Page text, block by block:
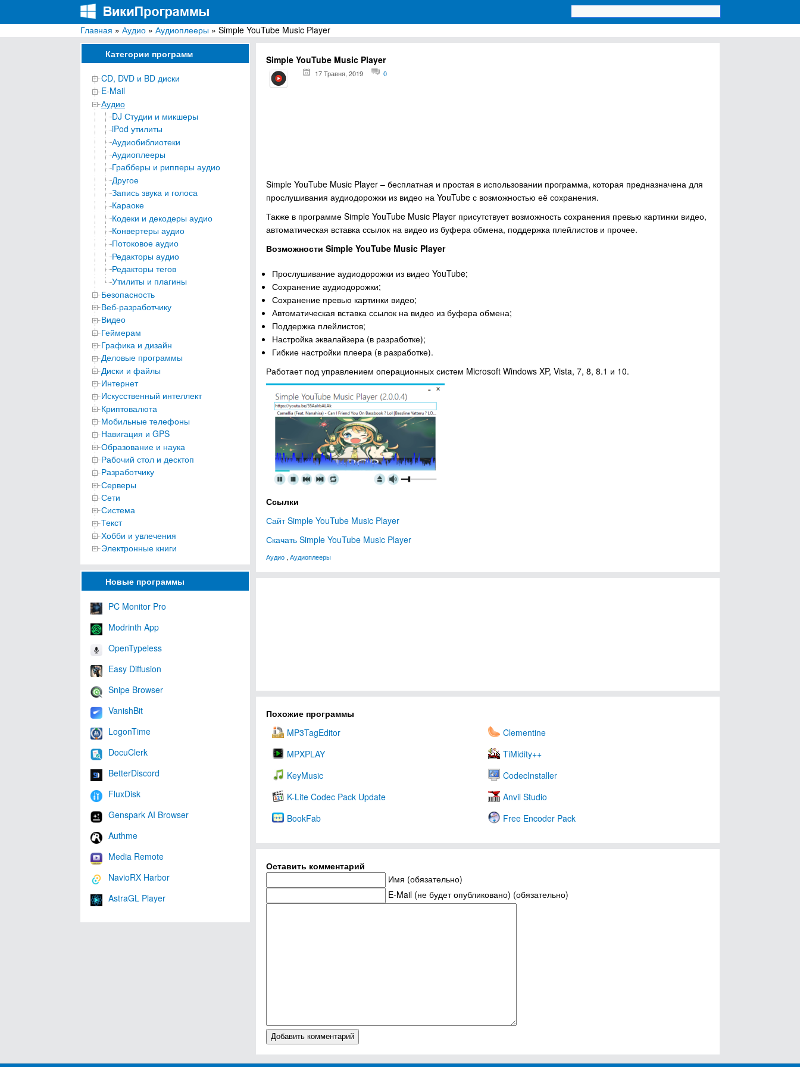
ВикиПрограммы
Энциклопедия бесплатных компьютерных программ для Windows
Главная » Аудио » Аудиоплееры » Simple YouTube Music Player
Категории программ
CD, DVD и BD диски
E-Mail
Аудио
DJ Студии и микшеры
iPod утилиты
Аудиобиблиотеки
Аудиоплееры
Грабберы и рипперы аудио
Другое
Запись звука и голоса
Караоке
Кодеки и декодеры аудио
Конвертеры аудио
Потоковое аудио
Редакторы аудио
Редакторы тегов
Утилиты и плагины
Безопасность
Веб-разработчику
Видео
Геймерам
Графика и дизайн
Деловые программы
Диски и файлы
Интернет
Искусственный интеллект
Криптовалюта
Мобильные телефоны
Навигация и GPS
Образование и наука
Рабочий стол и десктоп
Разработчику
Серверы
Сети
Система
Текст
Хобби и увлечения
Электронные книги
Новые программы
PC Monitor Pro
Modrinth App
OpenTypeless
Easy Diffusion
Snipe Browser
VanishBit
LogonTime
DocuClerk
BetterDiscord
FluxDisk
Genspark AI Browser
Authme
Media Remote
NavioRX Harbor
AstraGL Player
Simple YouTube Music Player
17 Травня, 2019 0
Simple YouTube Music Player – бесплатная и простая в использовании программа, которая предназначена для
прослушивания аудиодорожки из видео на YouTube с возможностью её сохранения.
Также в программе Simple YouTube Music Player присутствует возможность сохранения превью картинки видео,
автоматическая вставка ссылок на видео из буфера обмена, поддержка плейлистов и прочее.
Возможности Simple YouTube Music Player
Прослушивание аудиодорожки из видео YouTube;
Сохранение аудиодорожки;
Сохранение превью картинки видео;
Автоматическая вставка ссылок на видео из буфера обмена;
Поддержка плейлистов;
Настройка эквалайзера (в разработке);
Гибкие настройки плеера (в разработке).
Работает под управлением операционных систем Microsoft Windows XP, Vista, 7, 8, 8.1 и 10.
Ссылки
Сайт Simple YouTube Music Player
Скачать Simple YouTube Music Player
Аудио , Аудиоплееры
Похожие программы
MP3TagEditor
Clementine
MPXPLAY
TiMidity++
KeyMusic
CodecInstaller
K-Lite Codec Pack Update
Anvil Studio
BookFab
Free Encoder Pack
Оставить комментарий
Имя (обязательно)
E-Mail (не будет опубликовано) (обязательно)